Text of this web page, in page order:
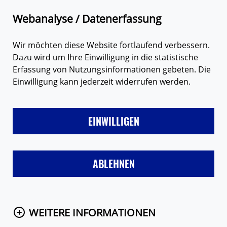
Webanalyse / Datenerfassung
Wir möchten diese Website fortlaufend verbessern.
Dazu wird um Ihre Einwilligung in die statistische
Erfassung von Nutzungsinformationen gebeten. Die
Einwilligung kann jederzeit widerrufen werden.
EINWILLIGEN
ABLEHNEN
WEITERE INFORMATIONEN
LIEBE FREUNDE & FAMILIE SEX VERHÜTUNG
Alles in Ordnung?
Jugendgesundheitsuntersuchung J1